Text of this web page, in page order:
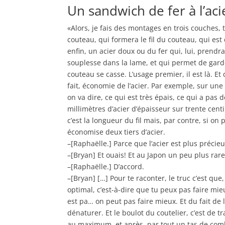
Un sandwich de fer à
«Alors, je fais des montages en trois couches,
couteau, qui formera le fil du couteau, qui
enfin, un acier doux ou du fer qui, lui,
souplesse dans la lame, et qui permet de
couteau se casse. L’usage premier, il est là.
fait, économie de l’acier. Par exemple, sur
on va dire, ce qui est très épais, ce qui a pas
millimètres d’acier d’épaisseur sur trente
c’est la longueur du fil mais, par contre, si on
économise deux tiers d’acier.
–[Raphaëlle.] Parce que l’acier est plus
–[Bryan] Et ouais! Et au Japon un peu plus
–[Raphaëlle.] D’accord.
–[Bryan] […] Pour te raconter, le truc c’est
optimal, c’est-à-dire que tu peux pas faire
est pa… on peut pas faire mieux. Et du fait
dénaturer. Et le boulot du coutelier, c’est de